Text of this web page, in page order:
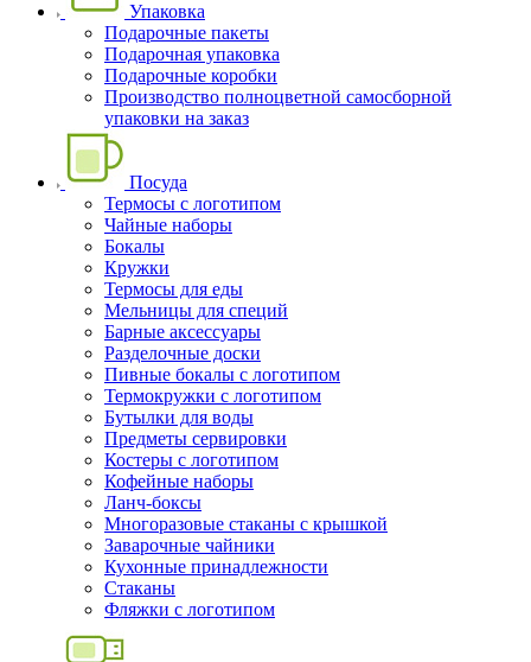
Упаковка
Подарочные пакеты
Подарочная упаковка
Подарочные коробки
Производство полноцветной самосборной
упаковки на заказ
Посуда
Термосы с логотипом
Чайные наборы
Бокалы
Кружки
Термосы для еды
Мельницы для специй
Барные аксессуары
Разделочные доски
Пивные бокалы с логотипом
Термокружки с логотипом
Бутылки для воды
Предметы сервировки
Костеры с логотипом
Кофейные наборы
Ланч-боксы
Многоразовые стаканы с крышкой
Заварочные чайники
Кухонные принадлежности
Стаканы
Фляжки с логотипом